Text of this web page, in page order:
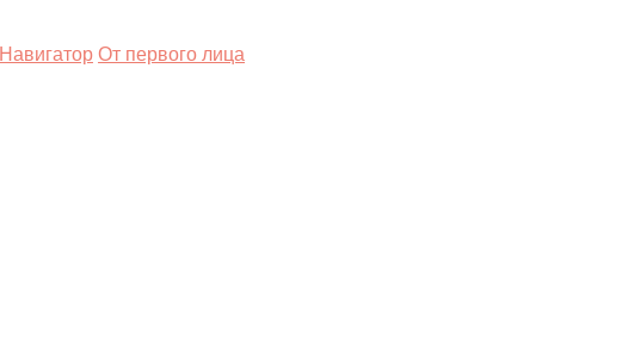
Навигатор От первого лица